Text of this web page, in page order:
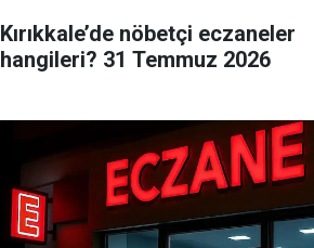
Kırıkkale’de nöbetçi eczaneler
hangileri? 31 Temmuz 2026